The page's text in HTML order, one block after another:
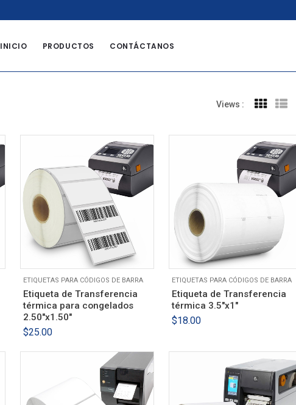
INICIO PRODUCTOS CONTÁCTANOS
Views :
ETIQUETAS PARA CÓDIGOS DE BARRA
Etiqueta de Transferencia
térmica para congelados
2.50″x1.50″
$25.00
ETIQUETAS PARA CÓDIGOS DE BARRA
Etiqueta de Transferencia
térmica 3.5″x1″
$18.00